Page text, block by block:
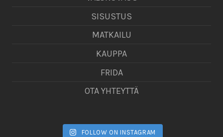
SISUSTUS
MATKAILU
KAUPPA
FRIDA
OTA YHTEYTTÄ
FOLLOW ON INSTAGRAM